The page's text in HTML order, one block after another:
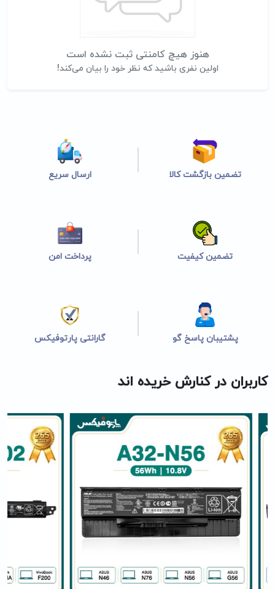
هنوز هیچ کامنتی ثبت نشده است
اولین نفری باشید که نظر خود را بیان می‌کند!
تضمین بازگشت کالا ارسال سریع
تضمین کیفیت پرداخت امن
پشتیبان پاسخ گو گارانتی پارتوفیکس
کاربران در کنارش خریده اند